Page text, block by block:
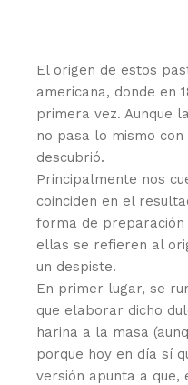
El origen de estos
americana, donde en
primera vez. Aunque
no pasa lo mismo
descubrió.
Principalmente nos
coinciden en el
forma de preparación
ellas se refieren al
un despiste.
En primer lugar, se
que elaborar dicho
harina a la masa
porque hoy en día sí
versión apunta a que,